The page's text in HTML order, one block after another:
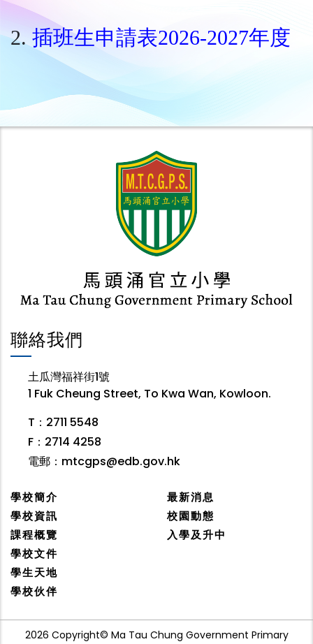
2. 插班生申請表2026-2027年度
聯絡我們
土瓜灣福祥街1號
1 Fuk Cheung Street, To Kwa Wan, Kowloon.
T：2711 5548
F：2714 4258
電郵： mtcgps@edb.gov.hk
學校簡介
學校資訊
課程概覽
學校文件
學生天地
學校伙伴
最新消息
校園動態
入學及升中
2026 Copyright© Ma Tau Chung Government Primary